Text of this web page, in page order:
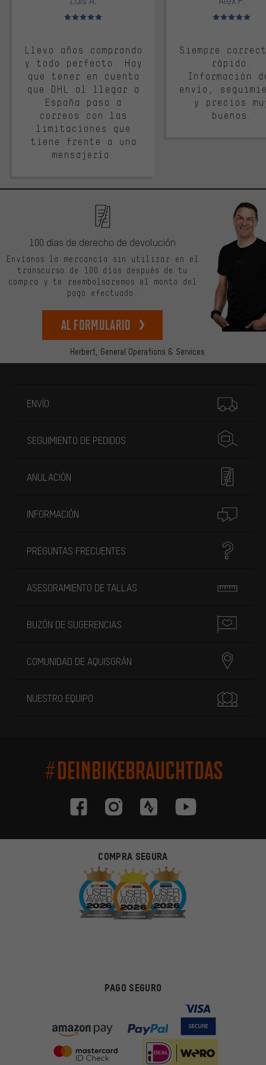
Valoración media: 5 de 5
Llevo años comprando
y todo perfecto. Hay
que tener en cuenta
que DHL al llegar a
España pasa a
correos con las
limitaciones que
tiene frente a una
mensajería.
Valoración
Siempre
rápido.
Información
envío,
y precios
buenos.
Herbert, General Operations & Services
100 días de derecho de devolución
Envíanos la mercancía sin utilizar en el
transcurso de 100 días después de tu
compra y te reembolsaremos el monto del
pago efectuado.
Al formulario
ENVÍO
SEGUIMIENTO DE PEDIDOS
ANULACIÓN
INFORMACIÓN
PREGUNTAS FRECUENTES
ASESORAMIENTO DE TALLAS
BUZÓN DE SUGERENCIAS
COMUNIDAD DE AQUISGRÁN
NUESTRO EQUIPO
#DEINBIKEBRAUCHTDAS
COMPRA SEGURA
PAGO SEGURO